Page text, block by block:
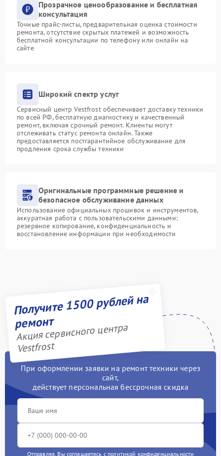
Прозрачное ценообразование и бесплатная
консультация
Точные прайс-листы, предварительная оценка стоимости
ремонта, отсутствие скрытых платежей и возможность
бесплатной консультации по телефону или онлайн на
сайте
Широкий спектр услуг
Сервисный центр Vestfrost обеспечивает доставку техники
по всей РФ, бесплатную диагностику и качественный
ремонт, включая срочный ремонт. Клиенты могут
отслеживать статус ремонта онлайн. Также
предоставляется постгарантийное обслуживание для
продления срока службы техники
Оригинальные программные решение и
безопасное обслуживание данных
Использование официальных прошивок и инструментов,
аккуратная работа с пользовательскими данными:
резервное копирование, конфиденциальность и
восстановление информации при необходимости
Получите 1500 рублей на
ремонт
Акция сервисного центра
Vestfrost
При оформлении заявки на ремонт техники через
сайт,
действует персональная бессрочная скидка
Отправляя, Вы соглашаетесь с политикой конфиденциальности